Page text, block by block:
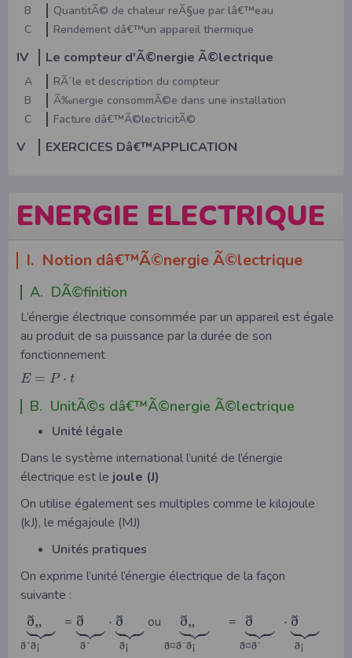
ENERGIE ELECTRIQUE
I. Notion dâ€™Ã©nergie Ã©lectrique
A. DÃ©finition
L’énergie électrique consommée par un appareil est égale
au produit de sa puissance par la durée de son
fonctionnement
E = P ⋅ t
B. UnitÃ©s dâ€™Ã©nergie Ã©lectrique
Unité légale
Dans le système international l’unité de l’énergie
électrique est lejoule (J)
On utilise également ses multiples comme le kilojoule
(kJ), le mégajoule (MJ)
Unités pratiques
On exprime l’unité l’énergie électrique de la façon
suivante :
ð„
 

 
ð°ð¡
= ð
 

 
ð°
⋅ ð
 

 
ð¡
ou ð„
 

 
ð¤ð°ð¡
= ð
 

 
ð¤ð°
⋅ ð
 

 
ð¡
B
QuantitÃ© de chaleur reÃ§ue par lâ€™eau
C
Rendement dâ€™un appareil thermique
IV Le compteur d'Ã©nergie Ã©lectrique
A
RÃ´le et description du compteur
B
Ã‰nergie consommÃ©e dans une installation
C
Facture dâ€™Ã©lectricitÃ©
V EXERCICES Dâ€™APPLICATION